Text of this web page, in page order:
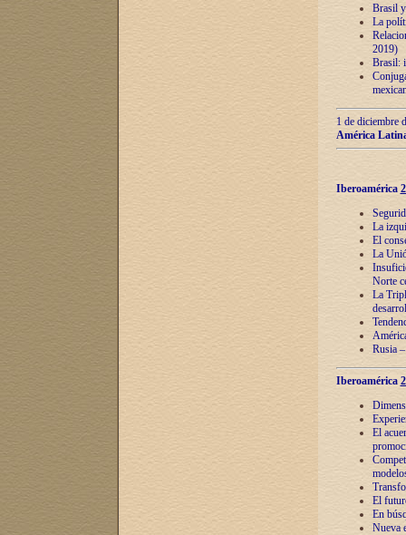
Brasil
La
2019)
Brasil:
1 de diciembre
América
Iberoamérica
La
El
La
Norte
La
Rusia
Iberoamérica
El
El
En
Nueva